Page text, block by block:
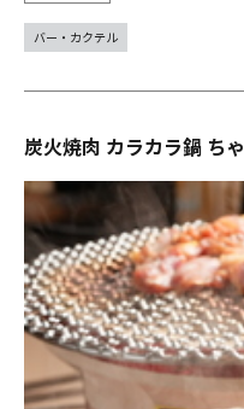
バー・カクテル
炭火焼肉 カラカラ鍋 ち